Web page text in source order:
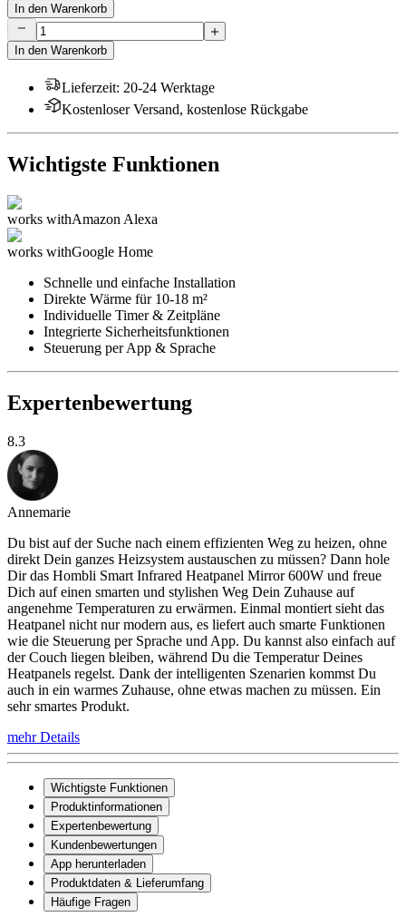
In den Warenkorb
In den Warenkorb
Lieferzeit: 20-24 Werktage
Kostenloser Versand, kostenlose Rückgabe
Wichtigste Funktionen
works withAmazon Alexa
works withGoogle Home
Schnelle und einfache Installation
Direkte Wärme für 10-18 m²
Individuelle Timer & Zeitpläne
Integrierte Sicherheitsfunktionen
Steuerung per App & Sprache
Expertenbewertung
8.3
Annemarie
Du bist auf der Suche nach einem effizienten Weg zu heizen, ohne
direkt Dein ganzes Heizsystem austauschen zu müssen? Dann hole
Dir das Hombli Smart Infrared Heatpanel Mirror 600W und freue
Dich auf einen smarten und stylishen Weg Dein Zuhause auf
angenehme Temperaturen zu erwärmen. Einmal montiert sieht das
Heatpanel nicht nur modern aus, es liefert auch smarte Funktionen
wie die Steuerung per Sprache und App. Du kannst also einfach auf
der Couch liegen bleiben, während Du die Temperatur Deines
Heatpanels regelst. Dank der intelligenten Szenarien kommst Du
auch in ein warmes Zuhause, ohne etwas machen zu müssen. Ein
sehr smartes Produkt.
mehr Details
Wichtigste Funktionen
Produktinformationen
Expertenbewertung
Kundenbewertungen
App herunterladen
Produktdaten & Lieferumfang
Häufige Fragen